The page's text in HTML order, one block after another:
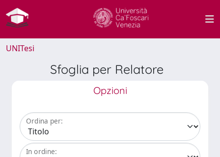
UNITesi
Sfoglia per Relatore
Opzioni
Ordina per:
In ordine: